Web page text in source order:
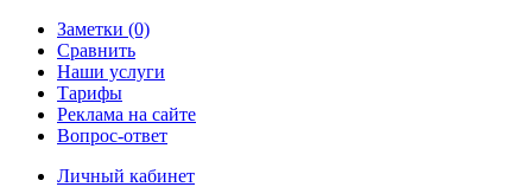
Заметки (0)
Сравнить
Наши услуги
Тарифы
Реклама на сайте
Вопрос-ответ
Личный кабинет